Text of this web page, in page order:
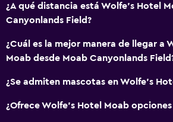
Baño
Inodoro adaptado
Ducha
Gorro de baño
Secador de pelo
¿A qué distancia está Wolfe's Hotel
Canyonlands Field?
¿Cuál es la mejor manera de llegar a
Moab desde Moab Canyonlands
¿Se admiten mascotas en Wolfe's
¿Ofrece Wolfe's Hotel Moab